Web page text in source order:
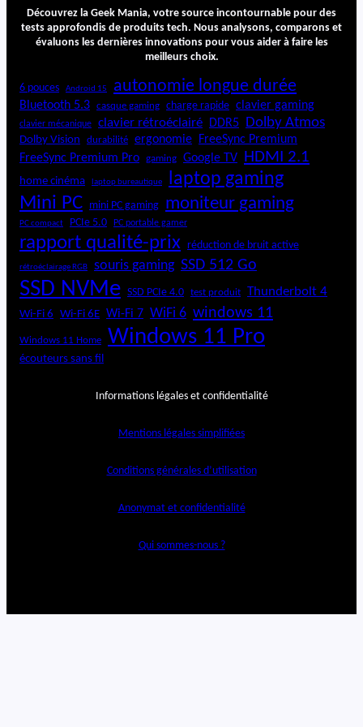
G
a
l
y
B
o
o
k
3
6
0
Découvrez la Geek Mania, votre source incontournable pour des
tests approfondis de produits tech. Nous analysons, comparons et
évaluons les dernières innovations pour vous aider à faire les
meilleurs choix.
6 pouces Android 15 autonomie longue durée
Bluetooth 5.3 casque gaming charge rapide clavier gaming
clavier mécanique clavier rétroéclairé DDR5 Dolby Atmos
Dolby Vision durabilité ergonomie
FreeSync Premium
FreeSync Premium Pro
gaming Google TV HDMI 2.1
home cinéma laptop bureautique laptop gaming
Mini PC mini PC gaming moniteur gaming
PC compact PCIe 5.0 PC portable gamer
rapport qualité-prix réduction de bruit active
rétroéclairage RGB souris gaming SSD 512 Go
SSD NVMe SSD PCIe 4.0 test produit Thunderbolt 4
Wi-Fi 6 Wi-Fi 6E Wi-Fi 7 WiFi 6 windows 11
Windows 11 Home Windows 11 Pro
écouteurs sans fil
Informations légales et confidentialité
Mentions légales simplifiées
Conditions générales d’utilisation
Anonymat et confidentialité
Qui sommes-nous ?